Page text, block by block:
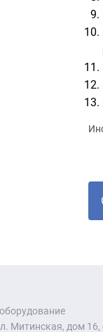
Митинская, дом 16,